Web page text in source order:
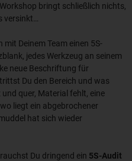
bringt schließlich nichts,
mit Deinem Team einen 5S-
jedes Werkzeug an seinem
neue Beschriftung für
Du den Bereich und was
quer, Material fehlt, eine
liegt ein abgebrochener
hat sich wieder
Du dringend ein 5S-Audit